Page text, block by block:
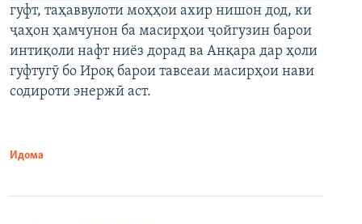
гуфт, таҳаввулоти моҳҳои ахир нишон дод, ки
ҷаҳон ҳамчунон ба масирҳои ҷойгузин барои
интиқоли нафт ниёз дорад ва Анқара дар ҳоли
гуфтугӯ бо Ироқ барои тавсеаи масирҳои нави
содироти энержӣ аст.
Идома